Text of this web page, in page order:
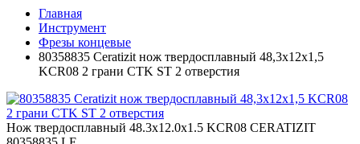
Главная
Инструмент
Фрезы концевые
80358835 Ceratizit нож твердосплавный 48,3x12x1,5
KCR08 2 грани CTK ST 2 отверстия
Нож твердосплавный 48.3x12.0x1.5 KCR08 CERATIZIT